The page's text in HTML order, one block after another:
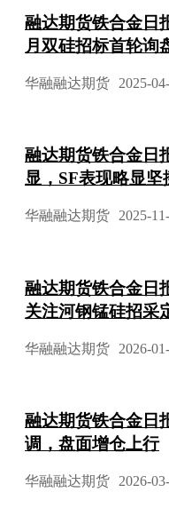
融达期货铁合金日
月双硅招标首轮询
华融融达期货 2025-
融达期货铁合金日
显，SF表现略显坚
华融融达期货 2025-
融达期货铁合金日
关注河钢锰硅招采
华融融达期货 2026-
融达期货铁合金日
调，盘面增仓上行
华融融达期货 2026-